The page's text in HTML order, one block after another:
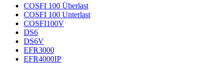
COSFI 100 Überlast
COSFI 100 Unterlast
COSFI100V
DS6
DS6V
EFR3000
EFR4000IP